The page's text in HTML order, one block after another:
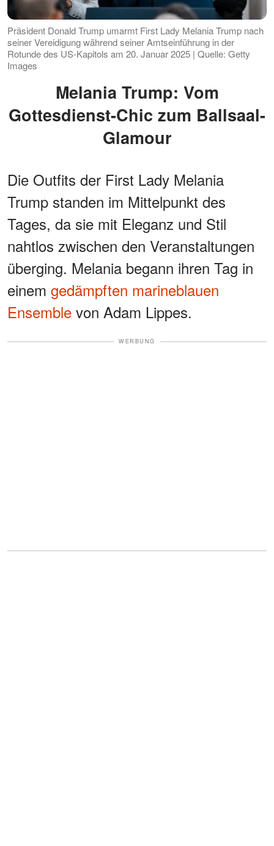
Präsident Donald Trump umarmt First Lady Melania Trump nach
seiner Vereidigung während seiner Amtseinführung in der
Rotunde des US-Kapitols am 20. Januar 2025 | Quelle: Getty
Images
Melania Trump: Vom
Gottesdienst-Chic zum Ballsaal-
Glamour
Die Outfits der First Lady Melania
Trump standen im Mittelpunkt des
Tages, da sie mit Eleganz und Stil
nahtlos zwischen den Veranstaltungen
überging. Melania begann ihren Tag in
einem gedämpften marineblauen
Ensemble von Adam Lippes.
WERBUNG